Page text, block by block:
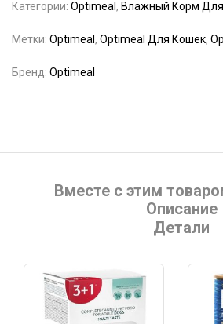
Категории: Optimeal , Влажный Корм
Метки: Optimeal , Optimeal Для Кошек,
Бренд: Optimeal
Вместе с этим
Описание
Детали